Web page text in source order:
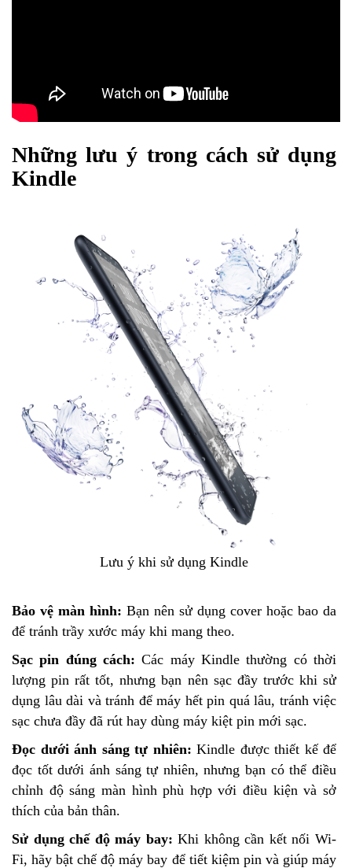
Những lưu ý trong cách sử dụng
Kindle
Lưu ý khi sử dụng Kindle
Bảo vệ màn hình: Bạn nên sử dụng cover hoặc bao da
để tránh trầy xước máy khi mang theo.
Sạc pin đúng cách:Các máy Kindle thường có thời
lượng pin rất tốt, nhưng bạn nên sạc đầy trước khi sử
dụng lâu dài và tránh để máy hết pin quá lâu, tránh việc
sạc chưa đầy đã rút hay dùng máy kiệt pin mới sạc.
Đọc dưới ánh sáng tự nhiên: Kindle được thiết kế để
đọc tốt dưới ánh sáng tự nhiên, nhưng bạn có thể điều
chỉnh độ sáng màn hình phù hợp với điều kiện và sở
thích của bản thân.
Sử dụng chế độ máy bay: Khi không cần kết nối Wi-
Fi, hãy bật chế độ máy bay để tiết kiệm pin và giúp máy